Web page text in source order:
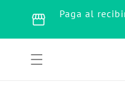
directamente
al contenido
storefront
Paga al